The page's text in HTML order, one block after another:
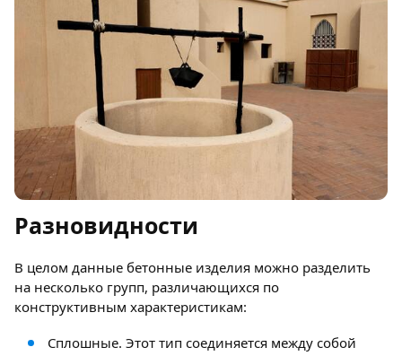
Разновидности
В целом данные бетонные изделия можно разделить
на несколько групп, различающихся по
конструктивным характеристикам:
Сплошные. Этот тип соединяется между собой